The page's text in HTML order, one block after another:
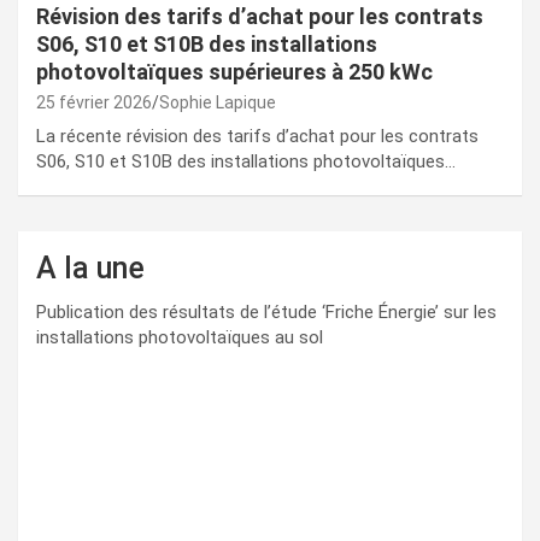
Révision des tarifs d’achat pour les contrats
S06, S10 et S10B des installations
photovoltaïques supérieures à 250 kWc
25 février 2026 Sophie Lapique
La récente révision des tarifs d’achat pour les contrats
S06, S10 et S10B des installations photovoltaïques…
A la une
Publication des résultats de l’étude ‘Friche Énergie’ sur les
installations photovoltaïques au sol